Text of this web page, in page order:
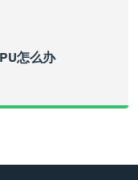
怎么办